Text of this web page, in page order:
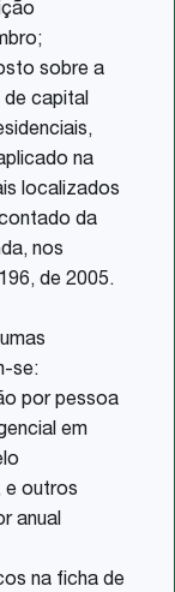
sobre a
de capital
na
localizados
da
nos
de 2005.
se:
por pessoa
em
e outros
anual
na ficha de